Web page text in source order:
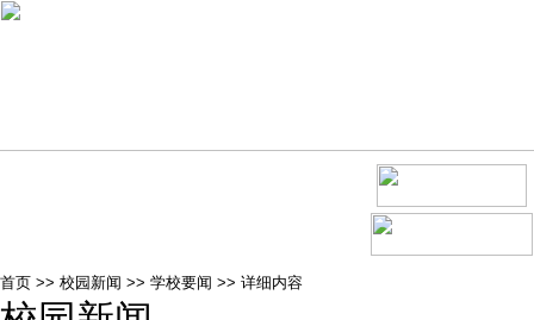
首页 >> 校园新闻 >> 学校要闻 >> 详细内容